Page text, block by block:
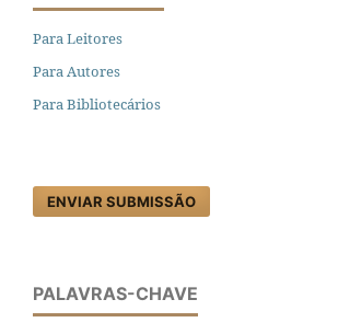
Para Leitores
Para Autores
Para Bibliotecários
ENVIAR SUBMISSÃO
PALAVRAS-CHAVE